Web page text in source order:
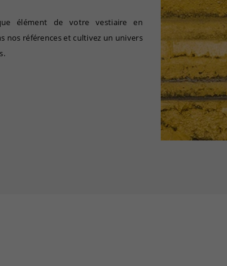
élément de votre vestiaire en
nos références et cultivez un univers